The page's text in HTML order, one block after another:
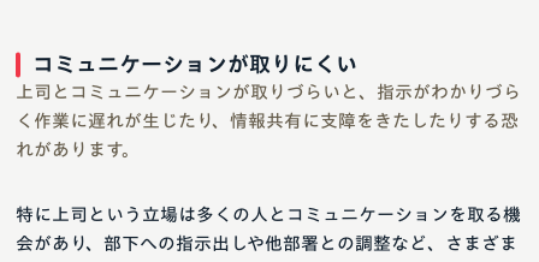
コミュニケーションが取りにくい
上司とコミュニケーションが取りづらいと、指示がわかりづら
く作業に遅れが生じたり、情報共有に支障をきたしたりする恐
れがあります。
特に上司という立場は多くの人とコミュニケーションを取る機
会があり、部下への指示出しや他部署との調整など、さまざま